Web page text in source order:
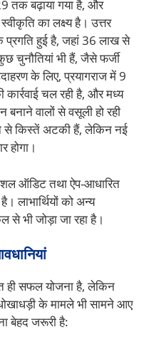
तक बढ़ाया गया है, और
का लक्ष्य है। उत्तर
हुई है, जहां 36 लाख से
चुनौतियां भी हैं, जैसे फर्जी
के लिए, प्रयागराज में 9
चल रही है, और मध्य
वालों से वसूली हो रही
से किस्तें अटकी हैं, लेकिन नई
होगा।
ऑडिट तथा ऐप-आधारित
है। लाभार्थियों को अन्य
से भी जोड़ा जा रहा है।
ही सफल योजना है, लेकिन
के मामले भी सामने आए
बेहद जरूरी है: